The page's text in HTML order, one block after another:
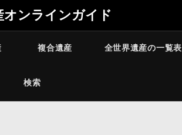
オンラインガイド
複合遺産 全世界遺産の一覧表
検索